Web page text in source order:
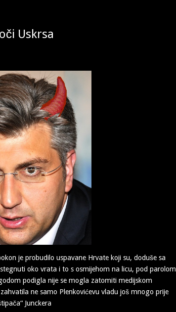
Uskrsa
je probudilo uspavane Hrvate koji su, doduše sa
oko vrata i to s osmijehom na licu, pod parolom
podigla nije se mogla zatomiti medijskom
ne samo Plenkovićevu vladu još mnogo prije
Junckera